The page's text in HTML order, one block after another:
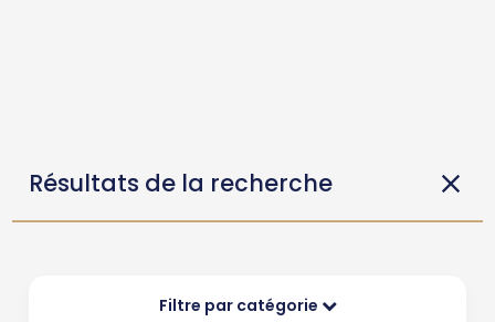
Résultats de la recherche
Filtre par catégorie